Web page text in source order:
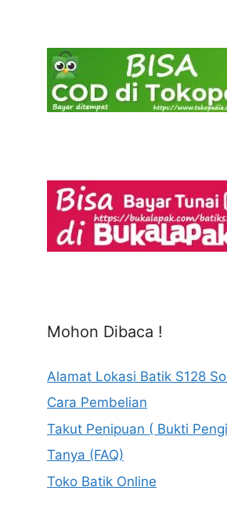
Mohon Dibaca !
Alamat Lokasi Batik S128
Cara Pembelian
Takut Penipuan ( Bukti
Tanya (FAQ)
Toko Batik Online